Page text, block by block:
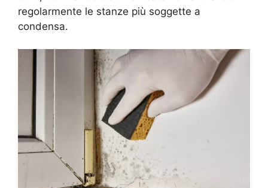
regolarmente le stanze più soggette a
condensa.